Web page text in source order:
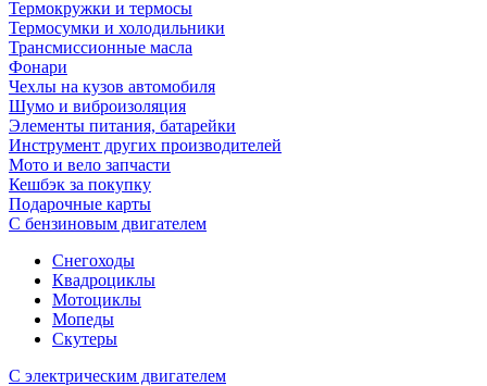
Термокружки и термосы
Термосумки и холодильники
Трансмиссионные масла
Фонари
Чехлы на кузов автомобиля
Шумо и виброизоляция
Элементы питания, батарейки
Инструмент других производителей
Мото и вело запчасти
Кешбэк за покупку
Подарочные карты
С бензиновым двигателем
Снегоходы
Квадроциклы
Мотоциклы
Мопеды
Скутеры
С электрическим двигателем